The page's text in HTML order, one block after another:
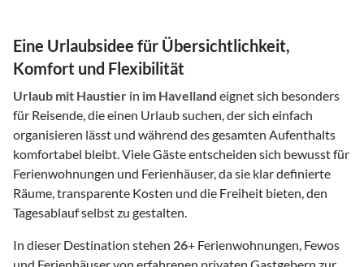
Eine Urlaubsidee für Übersichtlichkeit,
Komfort und Flexibilität
Urlaub mit Haustier in im Havelland eignet sich besonders
für Reisende, die einen Urlaub suchen, der sich einfach
organisieren lässt und während des gesamten Aufenthalts
komfortabel bleibt. Viele Gäste entscheiden sich bewusst für
Ferienwohnungen und Ferienhäuser, da sie klar definierte
Räume, transparente Kosten und die Freiheit bieten, den
Tagesablauf selbst zu gestalten.
In dieser Destination stehen 26+ Ferienwohnungen, Fewos
und Ferienhäuser von erfahrenen privaten Gastgebern zur